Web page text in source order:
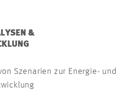
&
Szenarien zur Energie- und